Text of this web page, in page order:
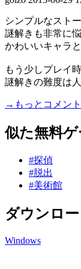
シンプルなスト
謎解きも非常に
かわいいキャラ
もう少しプレイ
謎解きの難度は
→もっとコメン
似た無料ゲ
#探偵
#脱出
#美術館
ダウンロー
Windows